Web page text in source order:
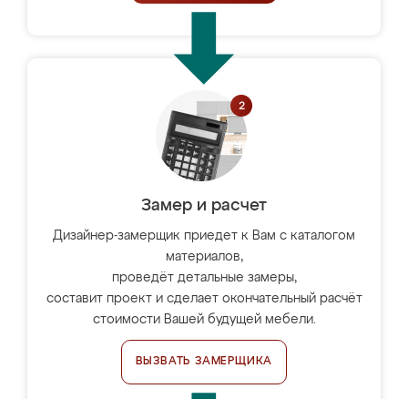
Замер и расчет
Дизайнер-замерщик приедет к Вам с каталогом
материалов,
проведёт детальные замеры,
составит проект и сделает окончательный расчёт
стоимости Вашей будущей мебели.
ВЫЗВАТЬ ЗАМЕРЩИКА